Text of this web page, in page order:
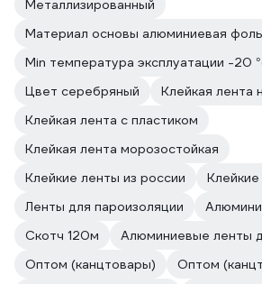
Металлизированный
Материал основы алюминиевая
Min температура эксплуатации -20
Цвет серебряный
Клейкая лента
Клейкая лента с пластиком
Клейкая лента морозостойкая
Клейкие ленты из россии
Клейкие
Ленты для пароизоляции
Скотч 120м
Алюминиевые ленты
Оптом (канцтовары)
Оптом